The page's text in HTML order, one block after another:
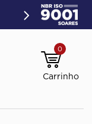
0